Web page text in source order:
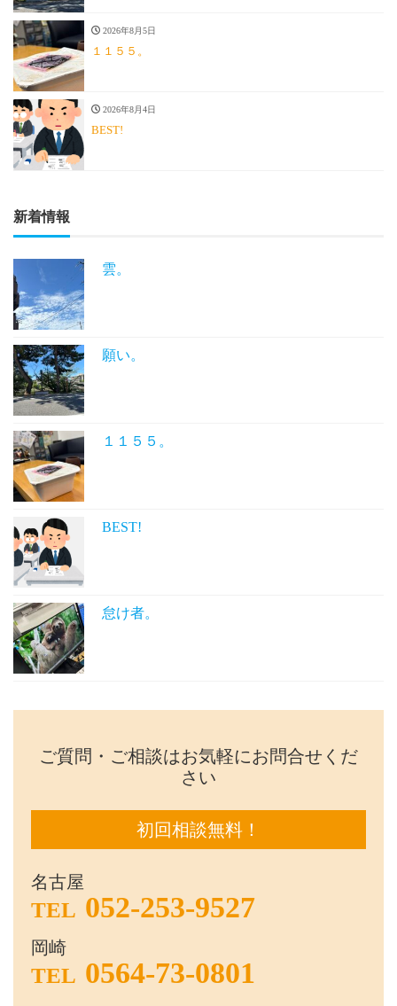
2026年8月5日
１１５５。
2026年8月4日
BEST!
新着情報
雲。
願い。
１１５５。
BEST!
怠け者。
ご質問・ご相談はお気軽にお問合せくだ
さい
初回相談無料！
名古屋
TEL 052-253-9527
岡崎
TEL 0564-73-0801